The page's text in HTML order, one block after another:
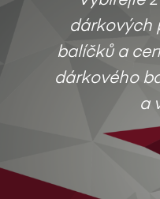
dárkových
balíčků a
dárkového
a